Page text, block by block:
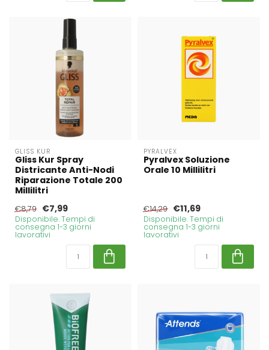
GLISS KUR
Gliss Kur Spray
Districante Anti-Nodi
Riparazione Totale 200
Millilitri
€8,79 €7,99
Disponibile. Tempi di
consegna 1-3 giorni
lavorativi
PYRALVEX
Pyralvex Soluzione
Orale 10 Millilitri
€14,29 €11,69
Disponibile. Tempi di
consegna 1-3 giorni
lavorativi